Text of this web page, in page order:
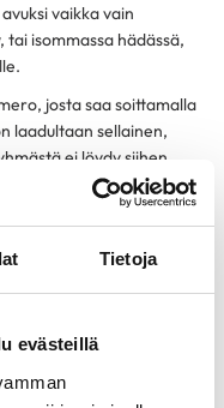
Tietoja
evästeillä
vaikka vain
isommassa hädässä,
josta saa soittamalla
laadultaan sellainen,
ei löydy siihen
Lue